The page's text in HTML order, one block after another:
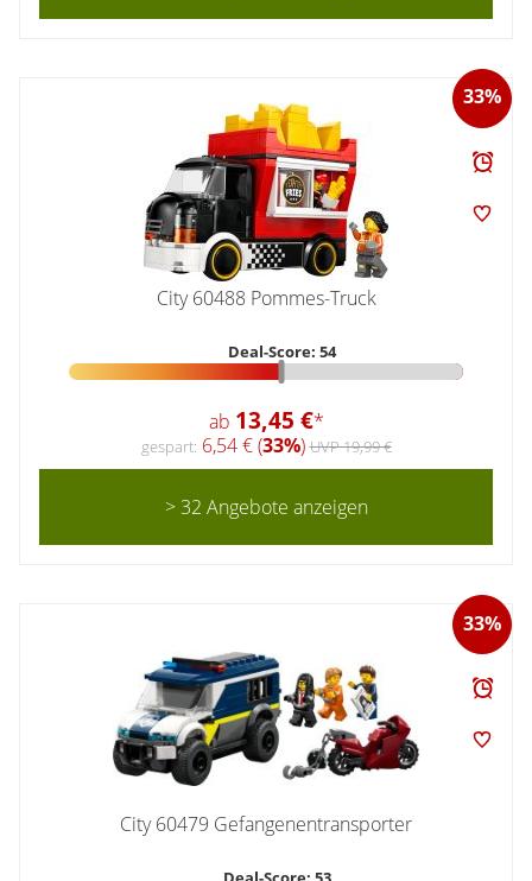
33%
City 60488 Pommes-Truck
Deal-Score: 54
ab 13,45 €*
gespart: 6,54 € (33%)UVP 19,99 €
> 32 Angebote anzeigen
33%
City 60479 Gefangenentransporter